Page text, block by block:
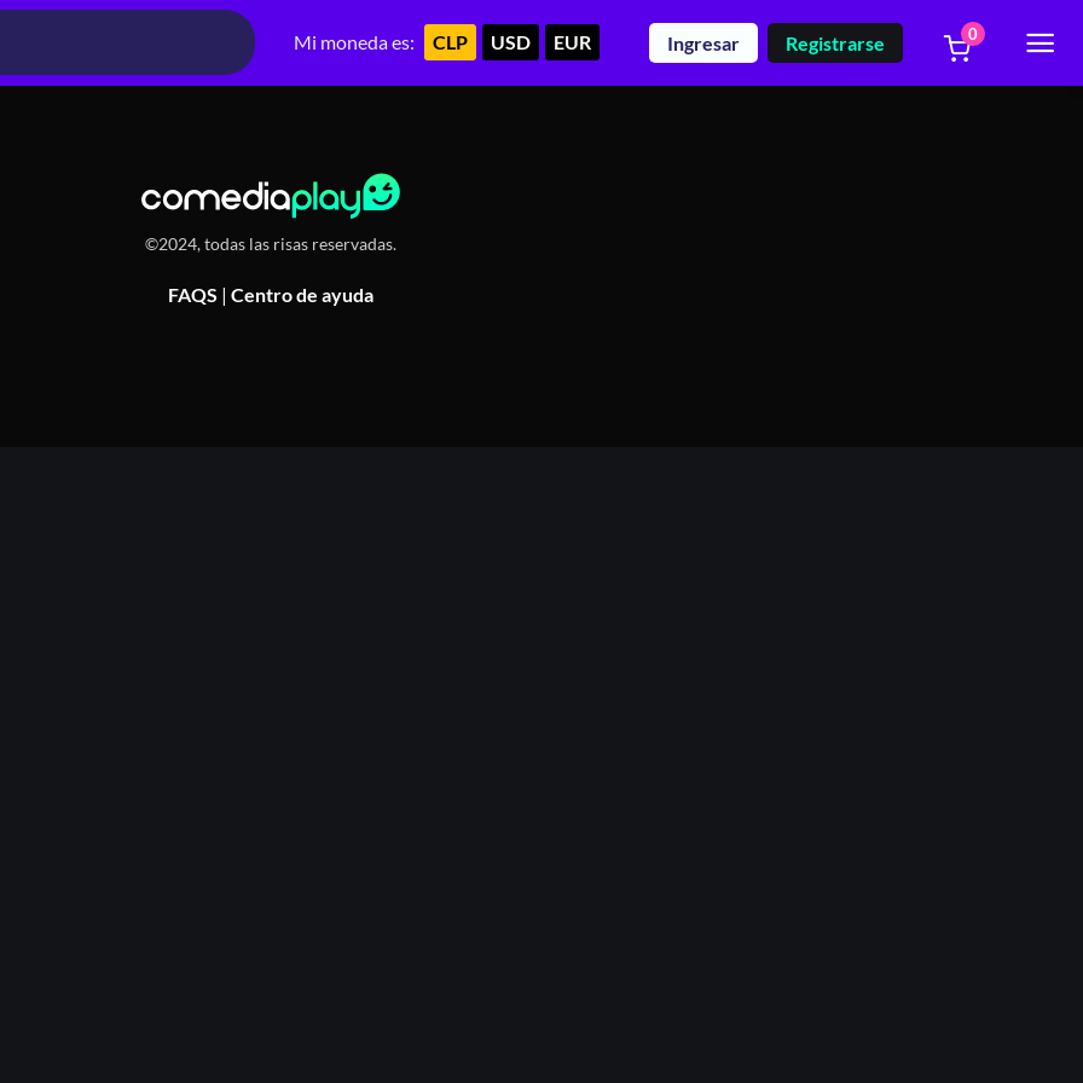
Mi moneda es: CLP USD EUR Ingresar Registrarse 0
©2024, todas las risas reservadas.
FAQS | Centro de ayuda